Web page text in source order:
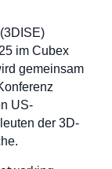
im Cubex
gemeinsam
US-
der 3D-